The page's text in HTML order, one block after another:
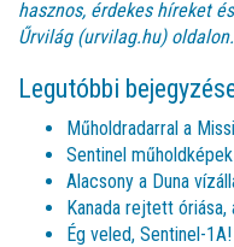
hasznos, érdekes híreket
Űrvilág (urvilag.hu)oldalon.
Legutóbbi
Műholdradarral a
Sentinel
Alacsony a Duna
Kanada rejtett
Ég veled, Sentinel-1A!